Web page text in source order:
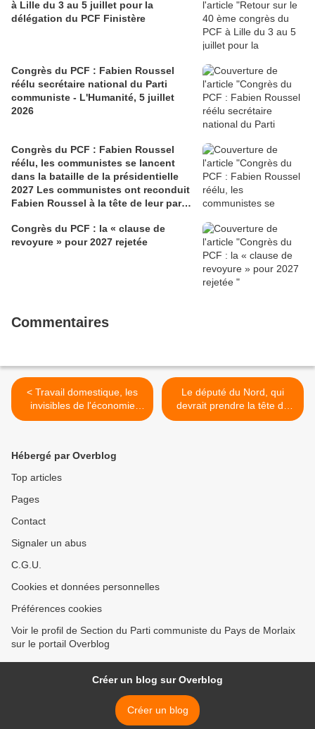
à Lille du 3 au 5 juillet pour la
délégation du PCF Finistère
Congrès du PCF : Fabien Roussel
réélu secrétaire national du Parti
communiste - L'Humanité, 5 juillet
2026
Congrès du PCF : Fabien Roussel
réélu, les communistes se lancent
dans la bataille de la présidentielle
2027 Les communistes ont reconduit
Fabien Roussel à la tête de leur parti,
Lille. Le secrétaire national, dont la
candidature devrait être officialisée le
Congrès du PCF : la « clause de
revoyure » pour 2027 rejetée
Commentaires
< Travail domestique, les
invisibles de l'économie
(Patrick Chesnet, la
Le député du Nord, qui
devrait prendre la tête du
PCF, a un profil atypique
Hébergé par Overblog
Top articles
Pages
Contact
Signaler un abus
C.G.U.
Cookies et données personnelles
Préférences cookies
Voir le profil de Section du Parti communiste du Pays de Morlaix
sur le portail Overblog
Créer un blog sur Overblog
Créer un blog